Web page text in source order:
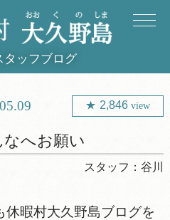
タッフブログ
2,846view
へお願い
スタッフ：谷川
休暇村大久野島ブログを